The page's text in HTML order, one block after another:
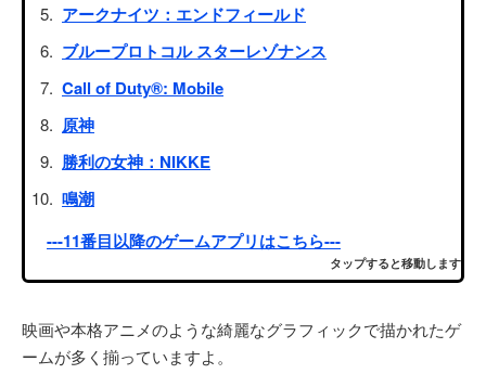
アークナイツ：エンドフィールド
ブループロトコル スターレゾナンス
Call of Duty®: Mobile
原神
勝利の女神：NIKKE
鳴潮
---11番目以降のゲームアプリはこちら---
タップすると移動します
映画や本格アニメのような綺麗なグラフィックで描かれたゲ
ームが多く揃っていますよ。